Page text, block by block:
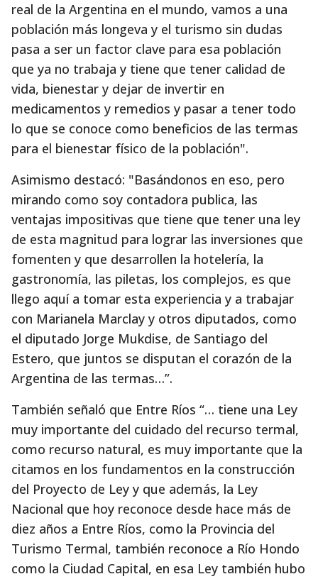
real de la Argentina en el mundo, vamos a una
población más longeva y el turismo sin dudas
pasa a ser un factor clave para esa población
que ya no trabaja y tiene que tener calidad de
vida, bienestar y dejar de invertir en
medicamentos y remedios y pasar a tener todo
lo que se conoce como beneficios de las termas
para el bienestar físico de la población".
Asimismo destacó: "Basándonos en eso, pero
mirando como soy contadora publica, las
ventajas impositivas que tiene que tener una ley
de esta magnitud para lograr las inversiones que
fomenten y que desarrollen la hotelería, la
gastronomía, las piletas, los complejos, es que
llego aquí a tomar esta experiencia y a trabajar
con Marianela Marclay y otros diputados, como
el diputado Jorge Mukdise, de Santiago del
Estero, que juntos se disputan el corazón de la
Argentina de las termas…”.
También señaló que Entre Ríos “… tiene una Ley
muy importante del cuidado del recurso termal,
como recurso natural, es muy importante que la
citamos en los fundamentos en la construcción
del Proyecto de Ley y que además, la Ley
Nacional que hoy reconoce desde hace más de
diez años a Entre Ríos, como la Provincia del
Turismo Termal, también reconoce a Río Hondo
como la Ciudad Capital, en esa Ley también hubo